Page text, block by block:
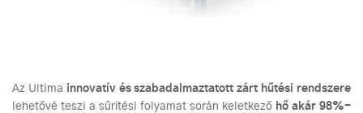
Az Ultima innovatív és szabadalmaztatott zárt hűtési rendszere
lehetővé teszi a sűrítési folyamat során keletkező hő akár 98%-